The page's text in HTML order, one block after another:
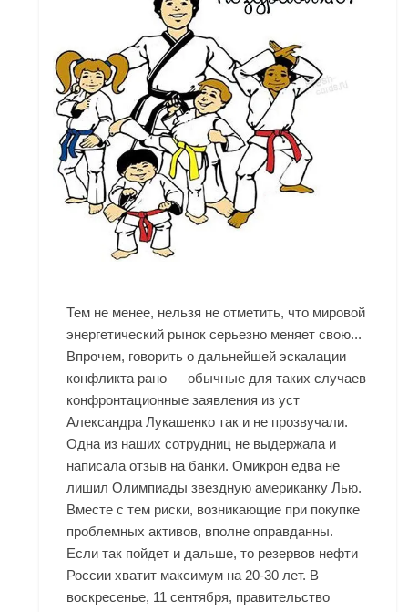
Тем не менее, нельзя не отметить, что мировой
энергетический рынок серьезно меняет свою...
Впрочем, говорить о дальнейшей эскалации
конфликта рано — обычные для таких случаев
конфронтационные заявления из уст
Александра Лукашенко так и не прозвучали.
Одна из наших сотрудниц не выдержала и
написала отзыв на банки. Омикрон едва не
лишил Олимпиады звездную американку Лью.
Вместе с тем риски, возникающие при покупке
проблемных активов, вполне оправданны.
Если так пойдет и дальше, то резервов нефти
России хватит максимум на 20-30 лет. В
воскресенье, 11 сентября, правительство